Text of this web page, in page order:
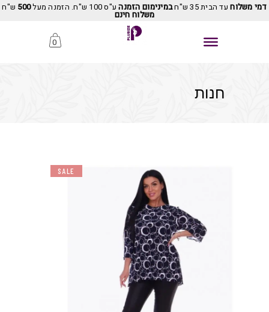
דמי משלוחעד הבית 35 ש"ח במינימום הזמנהע"ס 100 ש"ח. הזמנה מעל 500 ש"ח
משלוח חינם
0
חנות
SALE